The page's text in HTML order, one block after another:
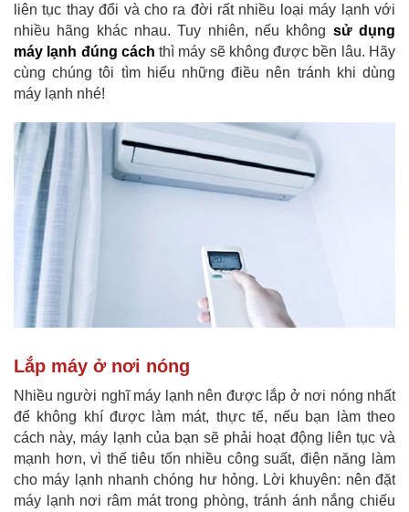
liên tục thay đổi và cho ra đời rất nhiều loại máy lạnh với
nhiều hãng khác nhau. Tuy nhiên, nếu không sử dụng
máy lạnh đúng cách thì máy sẽ không được bền lâu. Hãy
cùng chúng tôi tìm hiểu những điều nên tránh khi dùng
máy lạnh nhé!
Lắp máy ở nơi nóng
Nhiều người nghĩ máy lạnh nên được lắp ở nơi nóng nhất
để không khí được làm mát, thực tế, nếu bạn làm theo
cách này, máy lạnh của bạn sẽ phải hoạt động liên tục và
mạnh hơn, vì thế tiêu tốn nhiều công suất, điện năng làm
cho máy lạnh nhanh chóng hư hỏng. Lời khuyên: nên đặt
máy lạnh nơi râm mát trong phòng, tránh ánh nắng chiếu